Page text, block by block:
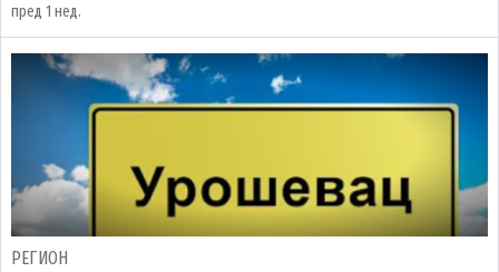
пред 1 нед.
РЕГИОН